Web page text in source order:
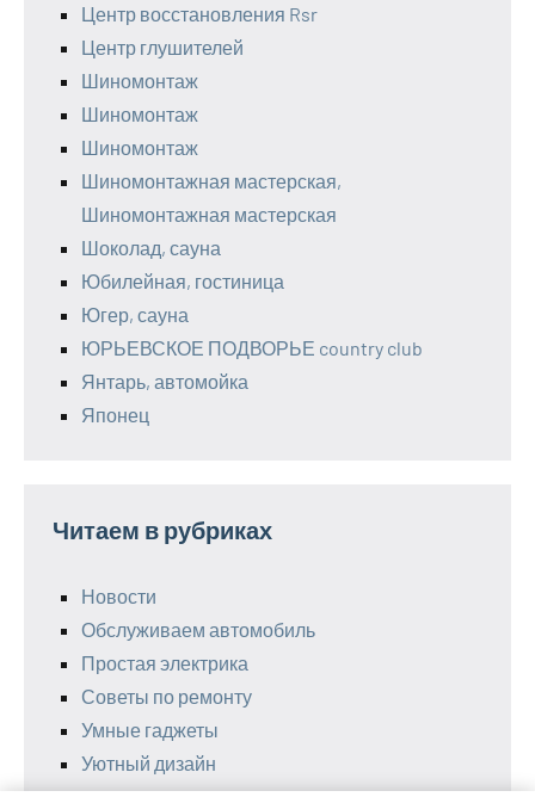
Центр восстановления Rsr
Центр глушителей
Шиномонтаж
Шиномонтаж
Шиномонтаж
Шиномонтажная мастерская,
Шиномонтажная мастерская
Шоколад, сауна
Юбилейная, гостиница
Югер, сауна
ЮРЬЕВСКОЕ ПОДВОРЬЕ country club
Янтарь, автомойка
Японец
Читаем в рубриках
Новости
Обслуживаем автомобиль
Простая электрика
Советы по ремонту
Умные гаджеты
Уютный дизайн